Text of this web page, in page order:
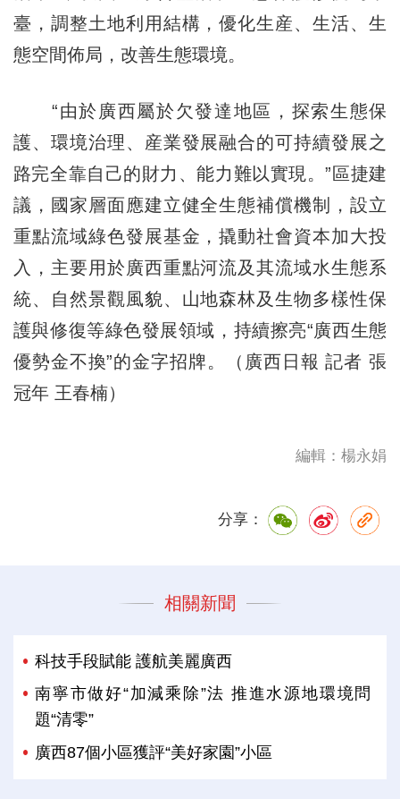
臺，調整土地利用結構，優化生産、生活、生
態空間佈局，改善生態環境。
“由於廣西屬於欠發達地區，探索生態保
護、環境治理、産業發展融合的可持續發展之
路完全靠自己的財力、能力難以實現。”區捷建
議，國家層面應建立健全生態補償機制，設立
重點流域綠色發展基金，撬動社會資本加大投
入，主要用於廣西重點河流及其流域水生態系
統、自然景觀風貌、山地森林及生物多樣性保
護與修復等綠色發展領域，持續擦亮“廣西生態
優勢金不換”的金字招牌。（廣西日報 記者 張
冠年 王春楠）
編輯：楊永娟
分享：
相關新聞
科技手段賦能 護航美麗廣西
南寧市做好“加減乘除”法 推進水源地環境問
題“清零”
廣西87個小區獲評“美好家園”小區